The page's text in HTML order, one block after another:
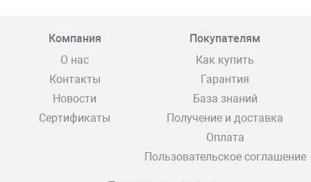
Компания
О нас
Контакты
Новости
Сертификаты
Покупателям
Как купить
Гарантия
База знаний
Получение и доставка
Оплата
Пользовательское соглашение